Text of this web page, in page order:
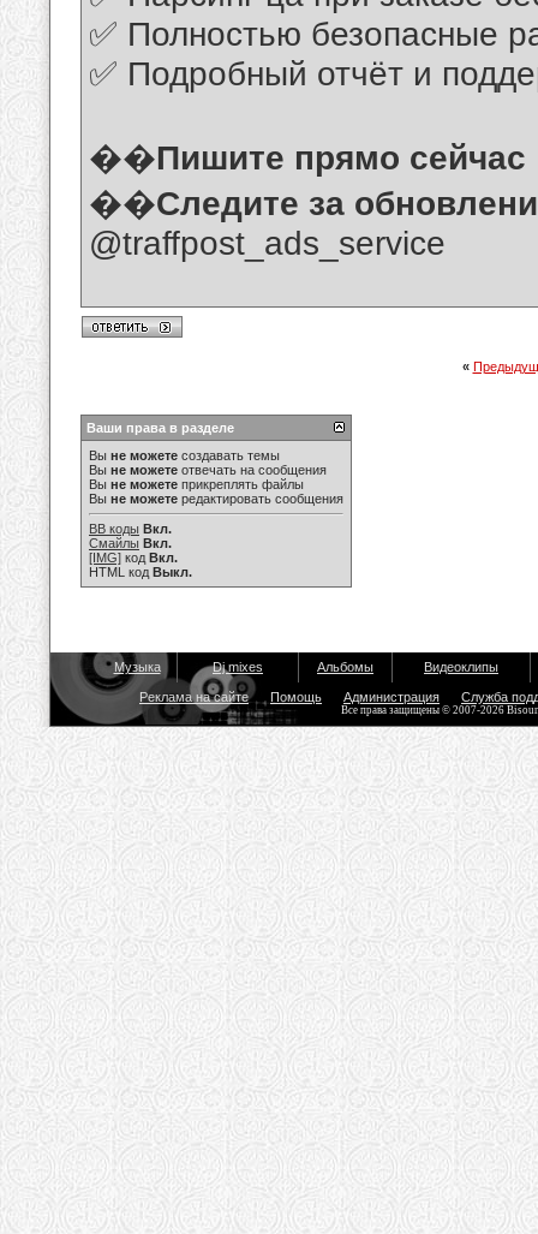
✅ Полностью безопасные
✅ Подробный отчёт и
��Пишите прямо сейчас
��Следите за
@traffpost_ads_service
«
Ваши права в разделе
Вы не можете создавать темы
Вы не можете отвечать на сообщения
Вы не можете прикреплять файлы
Вы не можете редактировать сообщения
BB коды Вкл.
Смайлы Вкл.
[IMG] код Вкл.
HTML код Выкл.
Музыка Dj mixes Альбомы Видеоклипы
Реклама на сайте Помощь Администрация Служба
Все права защищены © 2007-2026